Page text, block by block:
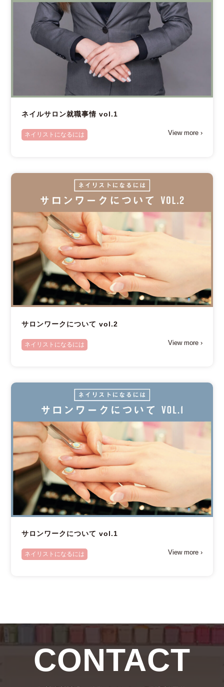
ネイルサロン就職事情 vol.1
ネイリストになるには View more ›
サロンワークについて vol.2
ネイリストになるには View more ›
サロンワークについて vol.1
ネイリストになるには View more ›
CONTACT